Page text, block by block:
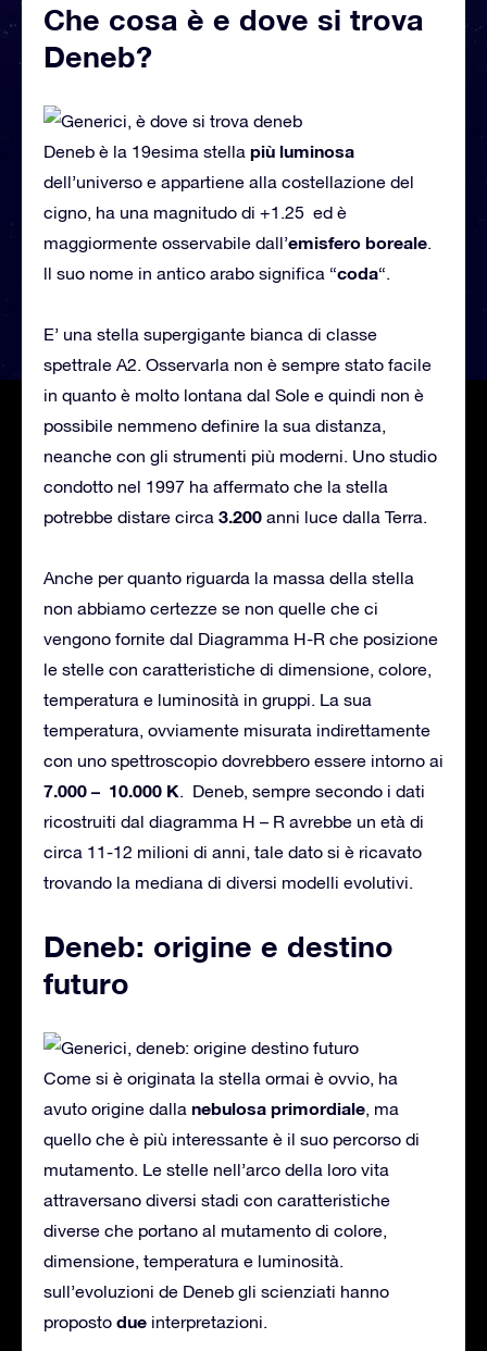
Che cosa è e dove si trova
Deneb?
Deneb è la 19esima stella più luminosa
dell’universo e appartiene alla costellazione del
cigno, ha una magnitudo di +1.25 ed è
maggiormente osservabile dall’emisfero boreale.
ll suo nome in antico arabo significa “coda“.
E’ una stella supergigante bianca di classe
spettrale A2. Osservarla non è sempre stato facile
in quanto è molto lontana dal Sole e quindi non è
possibile nemmeno definire la sua distanza,
neanche con gli strumenti più moderni. Uno studio
condotto nel 1997 ha affermato che la stella
potrebbe distare circa 3.200 anni luce dalla Terra.
Anche per quanto riguarda la massa della stella
non abbiamo certezze se non quelle che ci
vengono fornite dal Diagramma H-R che posizione
le stelle con caratteristiche di dimensione, colore,
temperatura e luminosità in gruppi. La sua
temperatura, ovviamente misurata indirettamente
con uno spettroscopio dovrebbero essere intorno ai
7.000 – 10.000 K. Deneb, sempre secondo i dati
ricostruiti dal diagramma H – R avrebbe un età di
circa 11-12 milioni di anni, tale dato si è ricavato
trovando la mediana di diversi modelli evolutivi.
Deneb: origine e destino
futuro
Come si è originata la stella ormai è ovvio, ha
avuto origine dalla nebulosa primordiale, ma
quello che è più interessante è il suo percorso di
mutamento. Le stelle nell’arco della loro vita
attraversano diversi stadi con caratteristiche
diverse che portano al mutamento di colore,
dimensione, temperatura e luminosità.
sull’evoluzioni de Deneb gli scienziati hanno
proposto due interpretazioni.